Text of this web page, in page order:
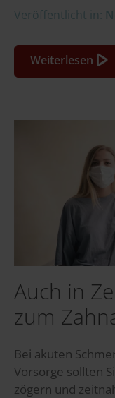
Veröffentlicht in:
Weiterlesen
Auch in
zum
Bei akuten
Vorsorge sollten
zögern und